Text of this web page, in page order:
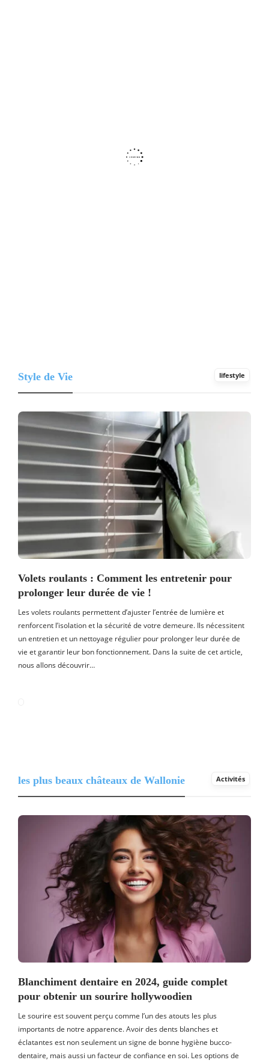
Style de Vie lifestyle
Volets roulants : Comment les entretenir pour
prolonger leur durée de vie !
Les volets roulants permettent d’ajuster l’entrée de lumière et
renforcent l’isolation et la sécurité de votre demeure. Ils nécessitent
un entretien et un nettoyage régulier pour prolonger leur durée de
vie et garantir leur bon fonctionnement. Dans la suite de cet article,
nous allons découvrir…
les plus beaux châteaux de Wallonie Activités
Blanchiment dentaire en 2024, guide complet
pour obtenir un sourire hollywoodien
Le sourire est souvent perçu comme l’un des atouts les plus
importants de notre apparence. Avoir des dents blanches et
éclatantes est non seulement un signe de bonne hygiène bucco-
dentaire, mais aussi un facteur de confiance en soi. Les options de